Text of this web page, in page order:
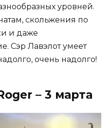
уровней.
скольжения по
и даже
Сэр Лавэлот умеет
очень надолго!
– 3 марта